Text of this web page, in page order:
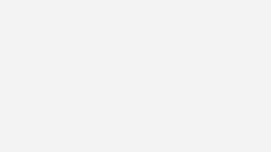
konstant bei 16 … 17 °C
reduziert werden, was
Entfeuchtung wird die Luft
Luftfeuchtigkeit über die
entweichen, während kühlere